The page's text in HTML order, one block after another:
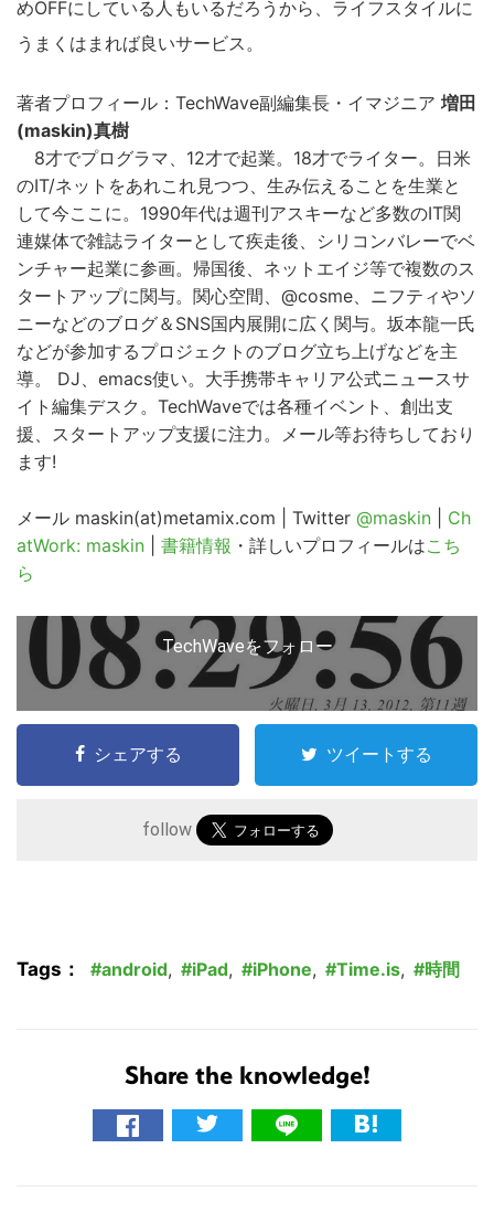
めOFFにしている人もいるだろうから、ライフスタイルに
うまくはまれば良いサービス。
著者プロフィール：TechWave副編集長・イマジニア 増田
(maskin)真樹
8才でプログラマ、12才で起業。18才でライター。日米
のIT/ネットをあれこれ見つつ、生み伝えることを生業と
して今ここに。1990年代は週刊アスキーなど多数のIT関
連媒体で雑誌ライターとして疾走後、シリコンバレーでベ
ンチャー起業に参画。帰国後、ネットエイジ等で複数のス
タートアップに関与。関心空間、@cosme、ニフティやソ
ニーなどのブログ＆SNS国内展開に広く関与。坂本龍一氏
などが参加するプロジェクトのブログ立ち上げなどを主
導。 DJ、emacs使い。大手携帯キャリア公式ニュースサ
イト編集デスク。TechWaveでは各種イベント、創出支
援、スタートアップ支援に注力。メール等お待ちしており
ます!
メール maskin(at)metamix.com | Twitter @maskin
Ch
atWork: maskin
書籍情報 ・詳しいプロフィールはこち
ら
TechWaveをフォロー
シェアする ツイートする
follow
Tags： android, iPad, iPhone, Time.is, 時間
Share the knowledge!
こ
の
サ
ト
を
検
索
す
る